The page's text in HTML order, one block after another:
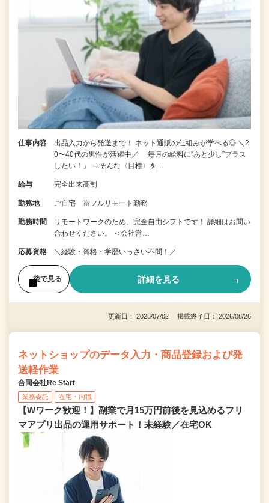
仕事内容
出品入力から発送まで！ ネット通販の仕組みが学べる◎ ＼2
0〜40代の男性が活躍中／ 「毎月の給料に“あと少し”プラス
したい！」 ⇒そんな〈目標〉を…
給与 完全出来高制
勤務地 ご自宅 ※フルリモート勤務
勤務時間
リモートワークのため、完全自由シフトです！ 詳細はお問い
合わせください。 ＜会社営…
応募資格 ＼経験・資格・学歴いっさい不問！／
後で見る 詳細を見る
更新日： 2026/07/02 掲載終了日： 2026/08/26
ネットショップのデータ入力・商品登録および発
送軽作業
合同会社Re Start
業務委託 在宅・内職
【Wワーク歓迎！】副業で月15万円前後を見込めるフリ
マアプリ出品の運用サポート！未経験／在宅OK